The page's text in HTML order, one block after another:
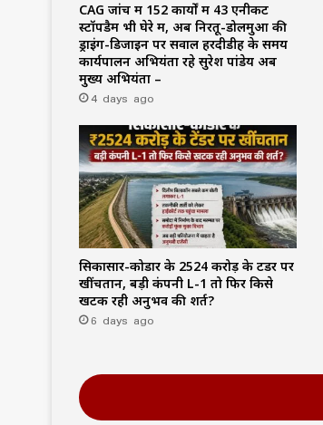
CAG जांच में 152 कार्यों में 43 एनीकट
स्टॉपडैम भी घेरे में, अब निरतू-डोलमुआ की
ड्राइंग-डिजाइन पर सवाल हरदीडीह के समय
कार्यपालन अभियंता रहे सुरेश पांडेय अब
मुख्य अभियंता –
4 days ago
सिकासार-कोडार के ₹2524 करोड़ के टेंडर पर
खींचतान, बड़ी कंपनी L-1 तो फिर किसे
खटक रही अनुभव की शर्त?
6 days ago